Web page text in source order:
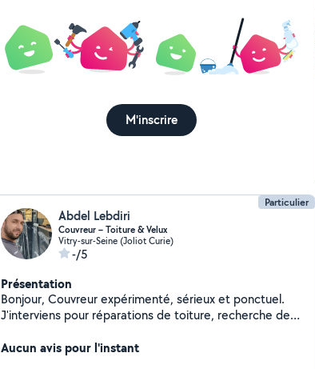
M'inscrire
Particulier
Abdel Lebdiri
Couvreur – Toiture & Velux
Vitry-sur-Seine (Joliot Curie)
-/5
Présentation
Bonjour, Couvreur expérimenté, sérieux et ponctuel.
J'interviens pour réparations de toiture, recherche de
pour le remplacement et la création de Velux. Travail
Aucun avis pour l'instant